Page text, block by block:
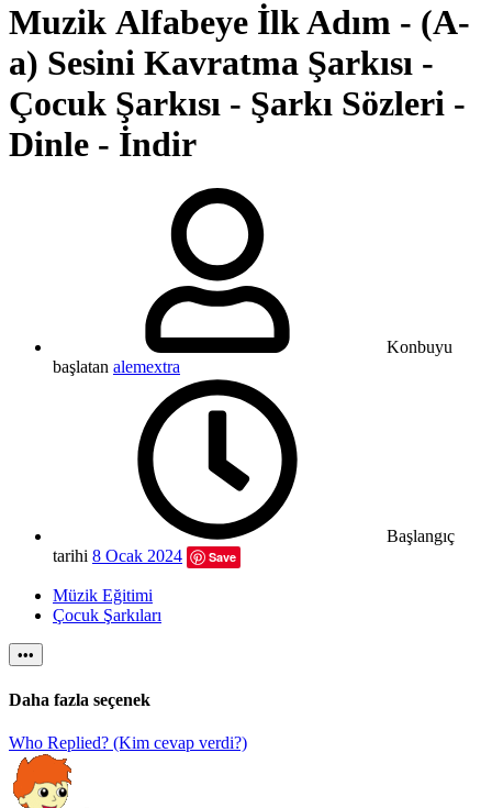
Muzik Alfabeye İlk Adım - (A-
a) Sesini Kavratma Şarkısı -
Çocuk Şarkısı - Şarkı Sözleri -
Dinle - İndir
Konbuyu
başlatan alemextra
Başlangıç
tarihi 8 Ocak 2024 Save
Müzik Eğitimi
Çocuk Şarkıları
•••
Daha fazla seçenek
Who Replied? (Kim cevap verdi?)